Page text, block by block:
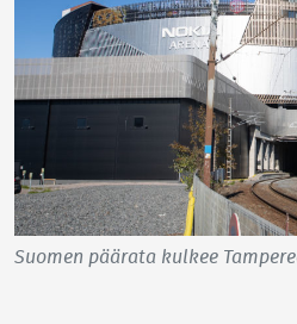
Suomen päärata kulkee